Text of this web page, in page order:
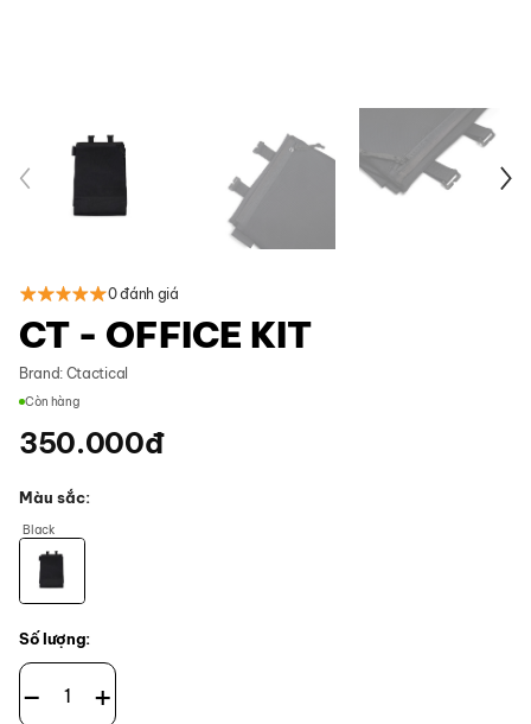
0 đánh giá
CT - OFFICE KIT
Brand: Ctactical
Còn hàng
350.000đ
Màu sắc
Black
Số lượng:
CT - OFFICE KIT số lượng